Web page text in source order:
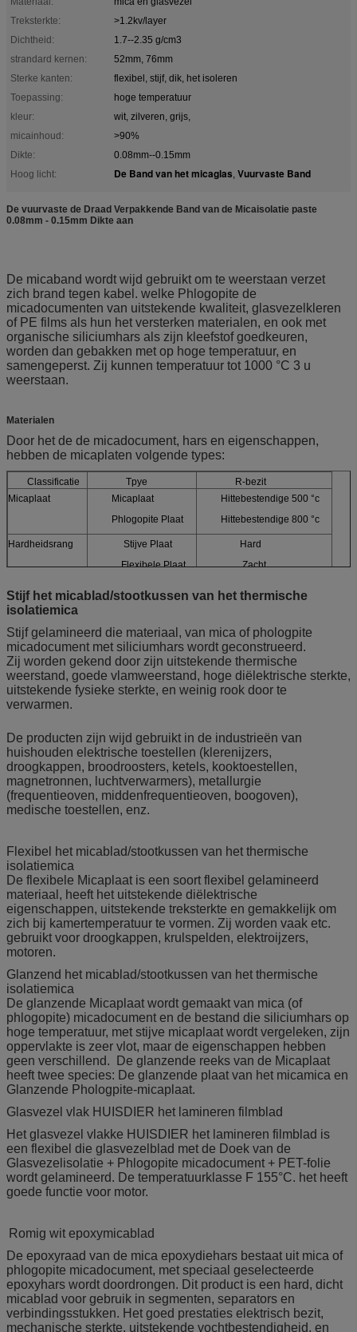
Treksterkte:
>1.2kv/layer
Dichtheid:
1.7--2.35 g/cm3
strandard kernen:
52mm, 76mm
Sterke kanten:
flexibel, stijf, dik, het isoleren
Toepassing:
hoge temperatuur
kleur:
wit, zilveren, grijs,
micainhoud:
>90%
Dikte:
0.08mm--0.15mm
Hoog licht:
De Band van het micaglas, Vuurvaste Band
De vuurvaste de Draad Verpakkende Band van de Micaisolatie paste
0.08mm - 0.15mm Dikte aan
De micaband wordt wijd gebruikt om te weerstaan verzet
zich brand tegen kabel. welke Phlogopite de
micadocumenten van uitstekende kwaliteit, glasvezelkleren
of PE films als hun het versterken materialen, en ook met
organische siliciumhars als zijn kleefstof goedkeuren,
worden dan gebakken met op hoge temperatuur, en
samengeperst. Zij kunnen temperatuur tot 1000 °C 3 u
weerstaan.
Materialen
Door het de de micadocument, hars en eigenschappen,
hebben de micaplaten volgende types:
Classificatie Tpye
R-bezit
Micaplaat
Micaplaat
Phlogopite Plaat
Hittebestendige 500 °c
Hittebestendige 800 °c
Hardheidsrang
Stijve Plaat
Flexibele Plaat
Hard
Zacht
Oppervlakte
Matte Plaat
Ruwe oppervlakte
Stijf het micablad/stootkussen van het thermische
isolatiemica
Stijf gelamineerd die materiaal, van mica of phologpite
micadocument met siliciumhars wordt geconstrueerd.
Zij worden gekend door zijn uitstekende thermische
weerstand, goede vlamweerstand, hoge diëlektrische sterkte,
uitstekende fysieke sterkte, en weinig rook door te
verwarmen.
De producten zijn wijd gebruikt in de industrieën van
huishouden elektrische toestellen (klerenijzers,
droogkappen, broodroosters, ketels, kooktoestellen,
magnetronnen, luchtverwarmers), metallurgie
(frequentieoven, middenfrequentieoven, boogoven),
medische toestellen, enz.
Flexibel het micablad/stootkussen van het thermische
isolatiemica
De flexibele Micaplaat is een soort flexibel gelamineerd
materiaal, heeft het uitstekende diëlektrische
eigenschappen, uitstekende treksterkte en gemakkelijk om
zich bij kamertemperatuur te vormen. Zij worden vaak etc.
gebruikt voor droogkappen, krulspelden, elektroijzers,
motoren.
Glanzend het micablad/stootkussen van het thermische
isolatiemica
De glanzende Micaplaat wordt gemaakt van mica (of
phlogopite) micadocument en de bestand die siliciumhars op
hoge temperatuur, met stijve micaplaat wordt vergeleken, zijn
oppervlakte is zeer vlot, maar de eigenschappen hebben
geen verschillend. De glanzende reeks van de Micaplaat
heeft twee species: De glanzende plaat van het micamica en
Glanzende Phologpite-micaplaat.
Glasvezel vlak HUISDIER het lamineren filmblad
Het glasvezel vlakke HUISDIER het lamineren filmblad is
een flexibel die glasvezelblad met de Doek van de
Glasvezelisolatie + Phlogopite micadocument + PET-folie
wordt gelamineerd. De temperatuurklasse F 155°C. het heeft
goede functie voor motor.
Romig wit epoxymicablad
De epoxyraad van de mica epoxydiehars bestaat uit mica of
phlogopite micadocument, met speciaal geselecteerde
epoxyhars wordt doordrongen. Dit product is een hard, dicht
micablad voor gebruik in segmenten, separators en
verbindingsstukken. Het goed prestaties elektrisch bezit,
mechanische sterkte, uitstekende vochtbestendigheid, en